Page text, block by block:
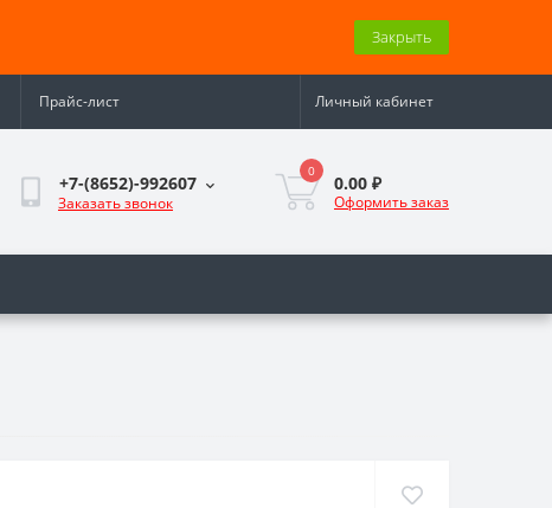
Закрыть
Прайс-лист Личный кабинет
+7-(8652)-992607
Заказать звонок
0
0.00 ₽
Оформить заказ